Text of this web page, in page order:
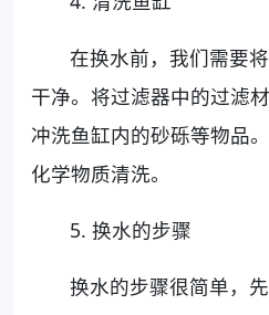
在换水前，我们需要
干净。将过滤器中的过滤
冲洗鱼缸内的砂砾等物品
化学物质清洗。
5. 换水的步骤
换水的步骤很简单，